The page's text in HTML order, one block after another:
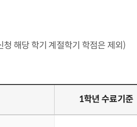
해당 학기 계절학기 학점은 제외)
1학년 수료기준